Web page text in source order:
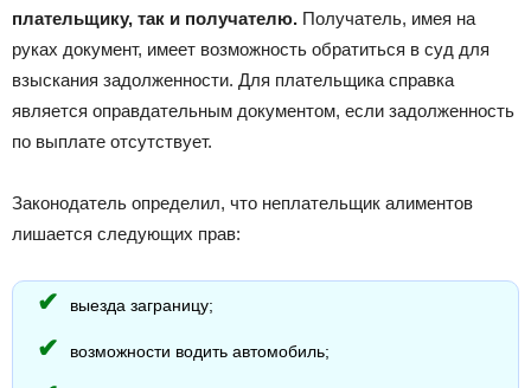
плательщику, так и получателю. Получатель, имея на
руках документ, имеет возможность обратиться в суд для
взыскания задолженности. Для плательщика справка
является оправдательным документом, если задолженность
по выплате отсутствует.
Законодатель определил, что неплательщик алиментов
лишается следующих прав:
выезда заграницу;
возможности водить автомобиль;